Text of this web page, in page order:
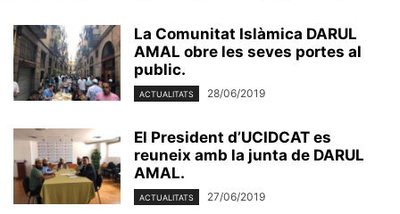
La Comunitat Islàmica DARUL
AMAL obre les seves portes al
public.
ACTUALITATS 28/06/2019
El President d’UCIDCAT es
reuneix amb la junta de DARUL
AMAL.
ACTUALITATS 27/06/2019